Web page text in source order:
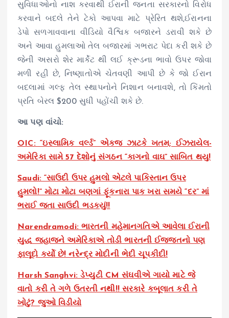
સુવિધાઓનો નાશ કરવાથી ઈરાની જનતા સરકારનો વિરોધ
કરવાને બદલે તેને ટેકો આપવા માટે પ્રેરિત થશે,ઈરાનના
ડેપો સળગાવવાના વીડિયો વૈશ્વિક બજારને ડરાવી શકે છે
અને આવા હુમલાઓ તેલ બજારમાં ગભરાટ પેદા કરી શકે છે
જેની અસરો શેર માર્કેટ થી લઈ ક્રૂડના ભાવો ઉપર જોવા
મળી રહી છે, નિષ્ણાતોએ ચેતવણી આપી છે કે જો ઈરાન
બદલામાં ગલ્ફ તેલ સ્થાપનોને નિશાન બનાવશે, તો કિંમતો
પ્રતિ બેરલ $200 સુધી પહોંચી શકે છે.
આ પણ વાંચો:
OIC: “ઇસ્લામિક વર્લ્ડ” એકજ ઝાટકે ખતમ; ઈઝરાયેલ-
અમેરિકા સામે 57 દેશોનું સંગઠન “કાગનો વાઘ” સાબિત થયુ!
Saudi: “સાઉદી ઉપર હુમલો એટલે પાકિસ્તાન ઉપર
હુમલો!” મોટા મોટા બણગાં ફૂંકનારા પાક ખરા સમયે “દર” માં
ભરાઈ જતા સાઉદી ભડકયું!!
Narendramodi: ભારતની મહેમાનગતિએ આવેલા ઈરાની
યુદ્ધ જહાજને અમેરિકાએ તોડી ભારતની ઈજ્જતનો પણ
ફાલૂદો કર્યો છે! નરેન્દ્ર મોદીની ભેદી ચૂપકીદી!
Harsh Sanghvi: ડેપ્યુટી CM સંઘવીએ ગાયો માટે જે
વાતો કરી તે ગળે ઉતરતી નથી!! સરકારે કબૂલાત કરી તે
ખોટું? જુઓ વિડીયો